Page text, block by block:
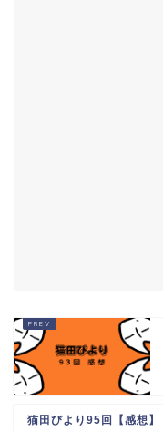
猫田びより95回【感想】